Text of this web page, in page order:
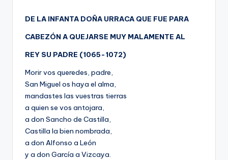
DE LA INFANTA DOÑA URRACA QUE FUE PARA
CABEZÓN A QUEJARSE MUY MALAMENTE AL
REY SU PADRE (1065-1072)
Morir vos queredes, padre,
San Miguel os haya el alma,
mandastes las vuestras tierras
a quien se vos antojara,
a don Sancho de Castilla,
Castilla la bien nombrada,
a don Alfonso a León
y a don García a Vizcaya.